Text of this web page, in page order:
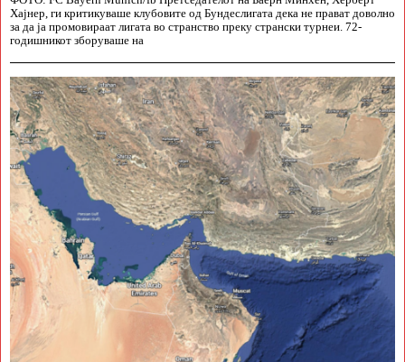
Хајнер, ги критикуваше клубовите од Бундеслигата дека не прават доволно
за да ја промовираат лигата во странство преку странски турнеи. 72-
годишникот зборуваше на